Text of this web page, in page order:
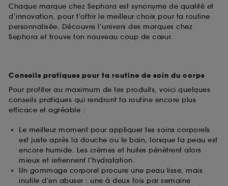
Chaque marque chez Sephora est synonyme de qualité et
d’innovation, pour t’offrir le meilleur choix pour ta routine
personnalisée. Découvre l’univers des marques chez
Sephora et trouve ton nouveau coup de cœur.
Conseils pratiques pour ta routine de soin du corps
Pour profiter au maximum de tes produits, voici quelques
conseils pratiques qui rendront ta routine encore plus
efficace et agréable :
Le meilleur moment pour appliquer tes soins corporels
est juste après la douche ou le bain, lorsque ta peau est
encore humide. Les crèmes et huiles pénètrent alors
mieux et retiennent l’hydratation.
Un gommage corporel procure une peau lisse, mais
inutile d’en abuser : une à deux fois par semaine